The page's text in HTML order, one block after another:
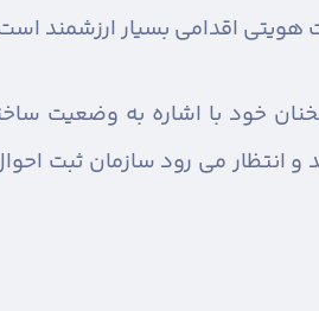
هویتی اقدامی بسیار
خود با اشاره به وضعیت
می رود سازمان ثبت